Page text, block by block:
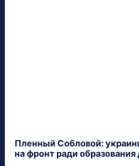
Пленный Собловой:
на фронт ради образования